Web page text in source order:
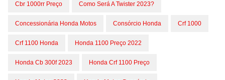
Cbr 1000rr Preço Como Será A Twister 2023?
Concessionária Honda Motos Consórcio Honda Crf 1000
Crf 1100 Honda Honda 1100 Preço 2022
Honda Cb 300f 2023 Honda Crf 1100 Preço